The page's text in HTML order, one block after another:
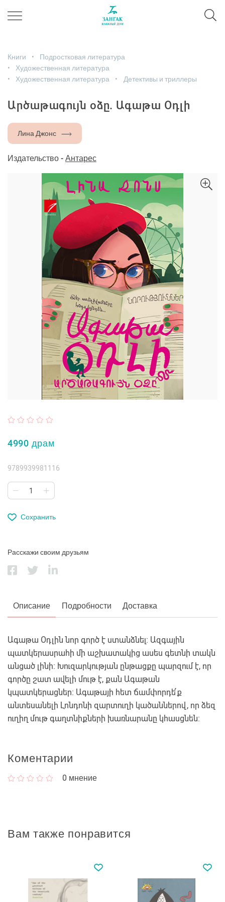
Книги
Подростковая литература
Художественная литература
Художественная литература
Детективы и триллеры
Արծաթագույն օձը. Ագաթա Օդլի
Лина Джонс
Издательство - Антарес
4990 драм
9789939981116
Сохранить
Расскажи своим друзьям
Описание Подробности Доставка
Ագաթա Օդլին նոր գործ է ստանձնել։ Ազգային
պատկերասրահի մի աշխատակից ասես գետնի տակն
անցած լինի։ Խուզարկության ընթացքը պարզում է, որ
գործը շատ ավելի մութ է, քան Ագաթան
կպատկերացներ։ Ագաթայի հետ ճամփորդե՛ք
անտեսանելի Լոնդոնի զարտուղի կածաններով, որ ձեզ
ուղիղ մութ գաղտնիքների խառնարանը կհասցնեն։
Коментарии
0 мнение
Вам также понравится